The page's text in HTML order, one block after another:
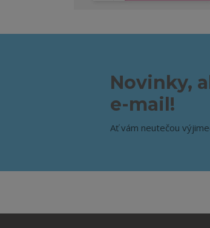
Novinky,
e-mail!
Ať vám neutečou